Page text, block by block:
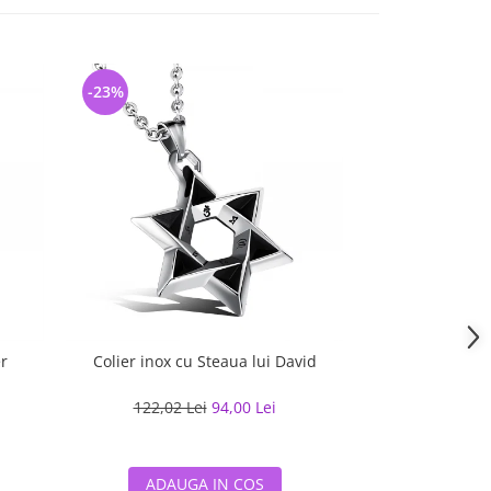
Colier inox cu Steaua lui David
122,02 Lei 94,00 Lei
-23%
ADAUGA IN COS